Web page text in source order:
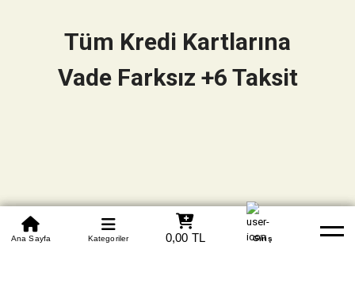
0850 305 09 70
Beden Tablosu Banka Hesapları Whatsapp Yardım
Ana Sayfa Kategoriler 0,00 TL Giriş
Tüm Kredi Kartlarına
Vade Farksız +6 Taksit